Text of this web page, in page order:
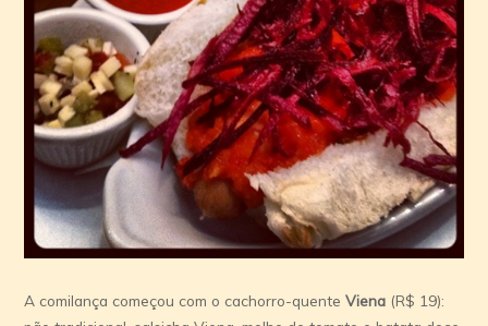
A comilança começou com o cachorro-quenteViena (R$ 19):